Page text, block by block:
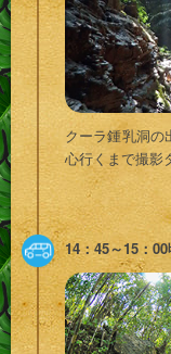
クーラ鍾乳洞の
心行くまで撮影
14：45～15：